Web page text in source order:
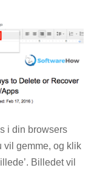
i din browsers
gemme, og klik
Billedet vil